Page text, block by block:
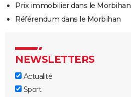
Prix immobilier dans le Morbihan
Référendum dans le Morbihan
NEWSLETTERS
Actualité
Sport